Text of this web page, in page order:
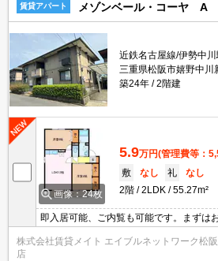
賃貸アパート メゾンベール・コーヤ A
近鉄名古屋線/伊勢中
三重県松阪市嬉野中川
築24年
2階建
画像：24枚
5.9万円(管理費等：
敷
なし 礼
なし
2階
2LDK 55.27m²
即入居可能、ご内覧も可能です。まずは
ンライン内見、オンライン申込も可能で
部屋です。お部屋から訪問者を確認でき
もちろん、知らない人やセールスに対応
株式会社賃貸メイト エイブルネットワーク松阪
店